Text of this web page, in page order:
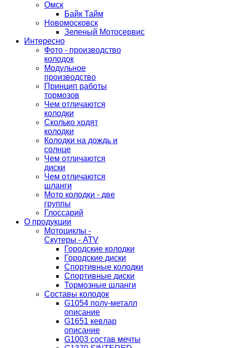
Омск
Байк Тайм
Новомосковск
Зеленый Мотосервис
Интересно
Фото - производство
колодок
Модульное
производство
Принцип работы
тормозов
Чем отличаются
колодки
Сколько ходят
колодки
Колодки на дождь и
солнце
Чем отличаются
диски
Чем отличаются
шланги
Мото колодки - две
группы
Глоссарий
О продукции
Мотоциклы -
Скутеры - ATV
Городские колодки
Городские диски
Спортивные колодки
Спортивные диски
Тормозные шланги
Составы колодок
G1054 полу-металл
описание
G1651 кевлар
описание
G1003 состав мечты